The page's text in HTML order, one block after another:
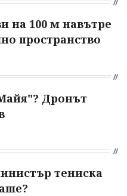
на 100 м навътре
пространство
Дронът
тениска